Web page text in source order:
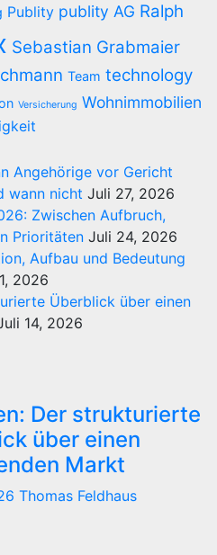
Publity publity AG Ralph
Sebastian Grabmaier
Team technology
Versicherung Wohnimmobilien
Angehörige vor Gericht
wann nicht Juli 27, 2026
Zwischen Aufbruch,
Prioritäten Juli 24, 2026
Aufbau und Bedeutung
2026
Überblick über einen
14, 2026
Der strukturierte
über einen
Markt
Thomas Feldhaus